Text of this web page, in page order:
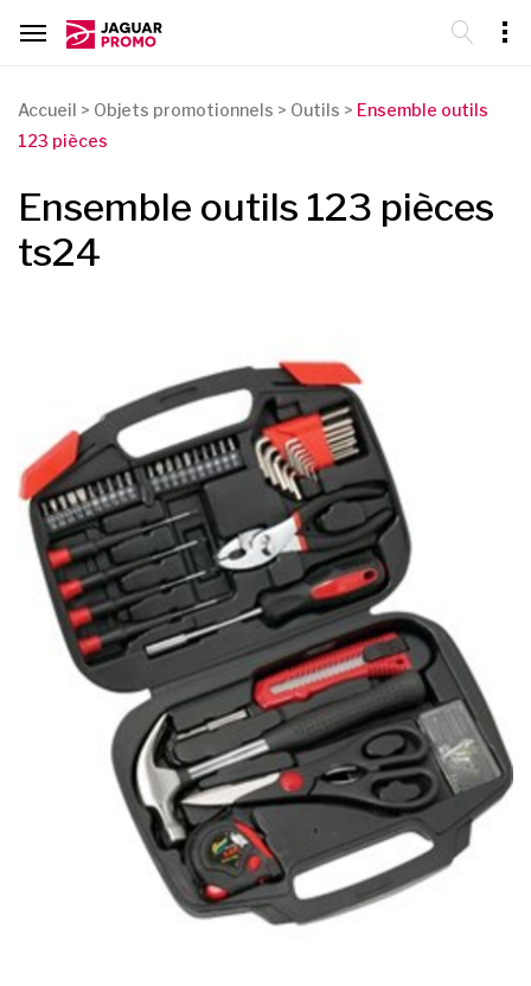
Accueil > Objets promotionnels > Outils > Ensemble outils
123 pièces
Ensemble outils 123 pièces
ts24